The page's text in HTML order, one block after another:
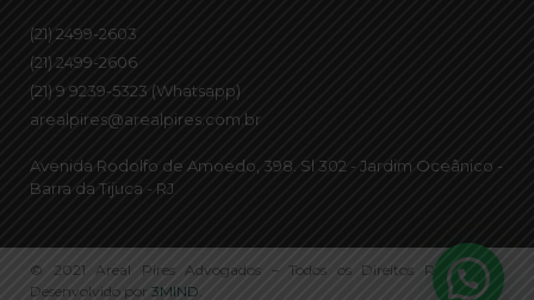
(21) 2499-2603
(21) 2499-2606
(21) 9 9239-5323 (Whatsapp)
arealpires@arealpires.com.br
Avenida Rodolfo de Amoedo, 398. Sl 302 - Jardim Oceânico -
Barra da Tijuca - RJ
© 2021 Areal Pires Advogados – Todos os Direitos Reservados.
Desenvolvido por 3MIND.